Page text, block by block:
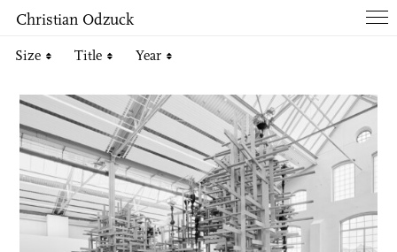
Works
Books
List
Info
Contact
Christian Odzuck
Size Title Year